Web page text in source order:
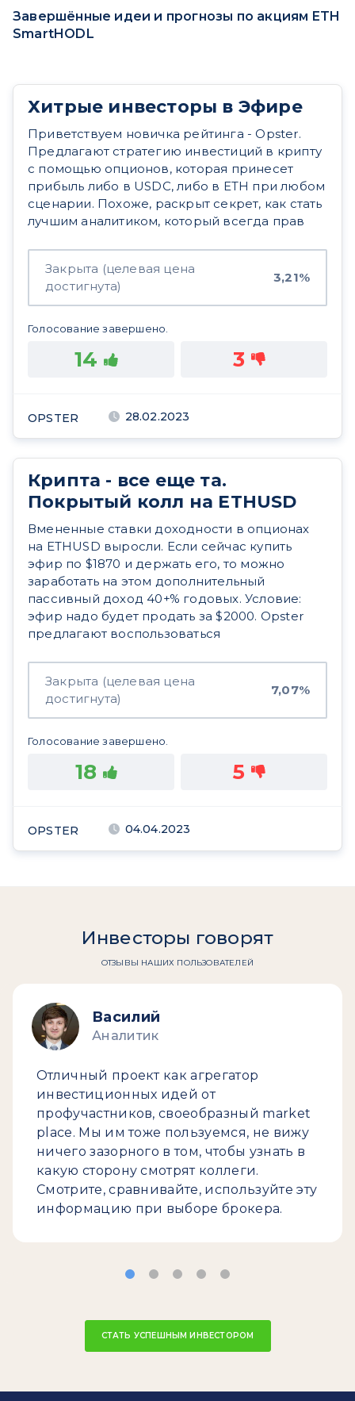
Завершённые идеи и прогнозы по акциям ETH
SmartHODL
Хитрые инвесторы в Эфире
Приветствуем новичка рейтинга - Opster.
Предлагают стратегию инвестиций в крипту
с помощью опционов, которая принесет
прибыль либо в USDС, либо в ETH при любом
сценарии. Похоже, раскрыт секрет, как стать
лучшим аналитиком, который всегда прав
Закрыта (целевая цена
достигнута)
3,21%
Голосование завершено.
14 3
OPSTER 28.02.2023
Крипта - все еще та.
Покрытый колл на ETHUSD
Вмененные ставки доходности в опционах
на ETHUSD выросли. Если сейчас купить
эфир по $1870 и держать его, то можно
заработать на этом дополнительный
пассивный доход 40+% годовых. Условие:
эфир надо будет продать за $2000. Opster
предлагают воспользоваться
Закрыта (целевая цена
достигнута)
7,07%
Голосование завершено.
18 5
OPSTER 04.04.2023
Инвесторы говорят
ОТЗЫВЫ НАШИХ ПОЛЬЗОВАТЕЛЕЙ
Василий
Аналитик
Отличный проект как агрегатор
инвестиционных идей от
профучастников, своеобразный market
place. Мы им тоже пользуемся, не вижу
ничего зазорного в том, чтобы узнать в
какую сторону смотрят коллеги.
Смотрите, сравнивайте, используйте эту
информацию при выборе брокера.
СТАТЬ УСПЕШНЫМ ИНВЕСТОРОМ